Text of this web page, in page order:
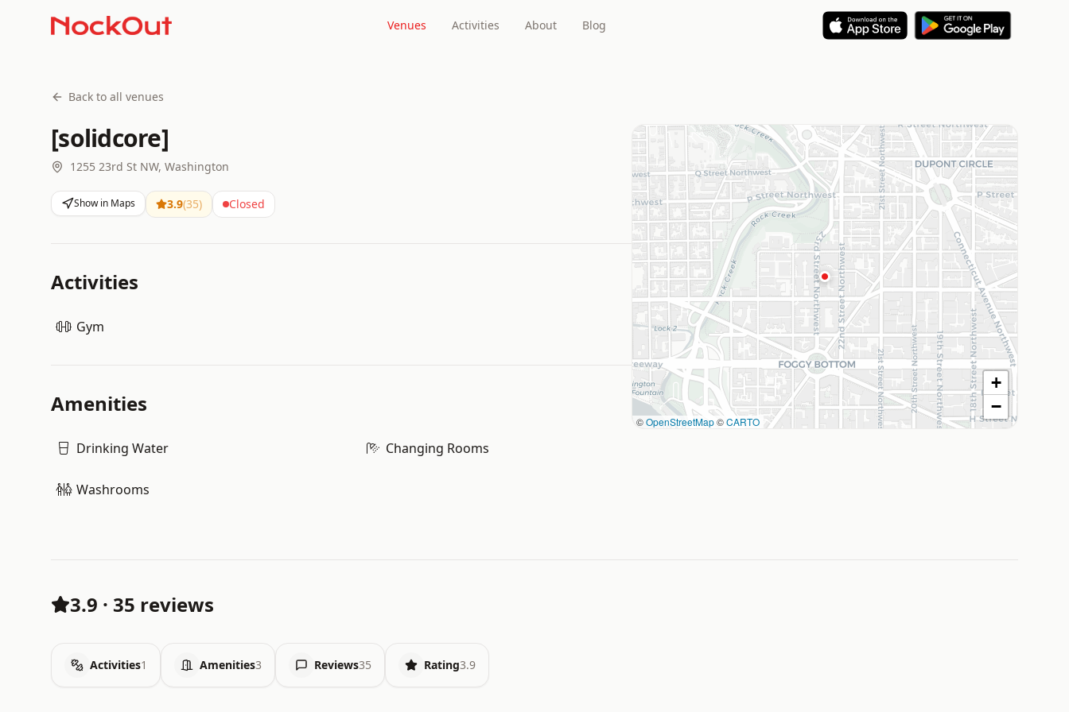
Venues Activities About Blog
Back to all venues
[solidcore]
1255 23rd St NW, Washington
Show in Maps 3.9(35) Closed
Activities
Gym
Amenities
Drinking Water Changing Rooms
Washrooms
©OpenStreetMap©CARTO
+
−
3.9 · 35 reviews
Activities1 Amenities3 Reviews35 Rating3.9